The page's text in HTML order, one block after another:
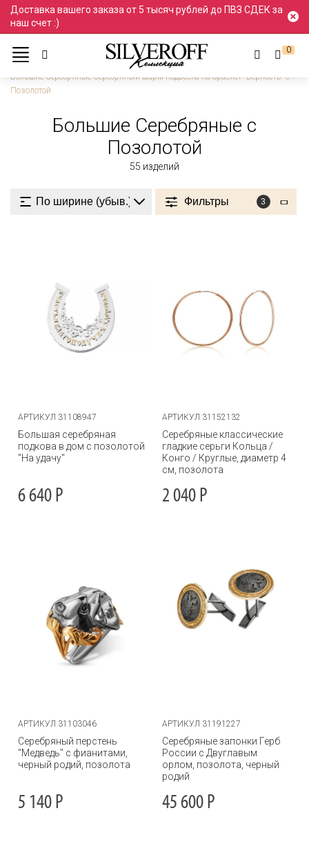
Доставка вашего заказа от 5 тысяч рублей до ПВЗ СДЕК за
наш счет :)
0
Ювелирные украшения
Серебро
Большие
Большие Серебряные Серебряный шарм подвеска на браслет "Верность" с
Позолотой
Большие Серебряные с
Позолотой
55 изделий
Фильтры 3
АРТИКУЛ 31108947
Большая серебряная
подкова в дом с позолотой
"На удачу"
6 640 Р
АРТИКУЛ 31152132
Серебряные классические
гладкие серьги Кольца /
Конго / Круглые, диаметр 4
см, позолота
2 040 Р
АРТИКУЛ 31103046
Серебряный перстень
"Медведь" с фианитами,
черный родий, позолота
5 140 Р
АРТИКУЛ 31191227
Серебряные запонки Герб
России с Двуглавым
орлом, позолота, черный
родий
45 600 Р